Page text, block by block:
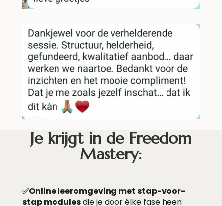
Je krijgt in de Freedom
Mastery:
✅Online leeromgeving met stap-voor-
stap modulesdie je door élke fase heen